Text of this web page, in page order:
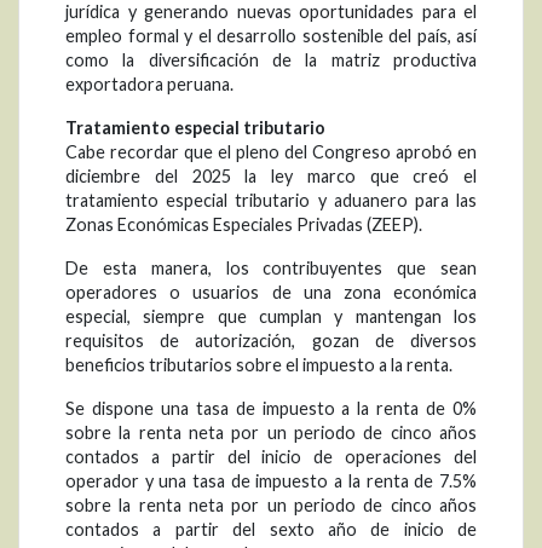
jurídica y generando nuevas oportunidades para el
empleo formal y el desarrollo sostenible del país, así
como la diversificación de la matriz productiva
exportadora peruana.
Tratamiento especial tributario
Cabe recordar que el pleno del Congreso aprobó en
diciembre del 2025 la ley marco que creó el
tratamiento especial tributario y aduanero para las
Zonas Económicas Especiales Privadas (ZEEP).
De esta manera, los contribuyentes que sean
operadores o usuarios de una zona económica
especial, siempre que cumplan y mantengan los
requisitos de autorización, gozan de diversos
beneficios tributarios sobre el impuesto a la renta.
Se dispone una tasa de impuesto a la renta de 0%
sobre la renta neta por un periodo de cinco años
contados a partir del inicio de operaciones del
operador y una tasa de impuesto a la renta de 7.5%
sobre la renta neta por un periodo de cinco años
contados a partir del sexto año de inicio de